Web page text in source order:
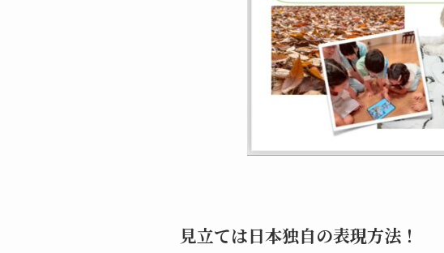
見立ては日本独自の表現方法！